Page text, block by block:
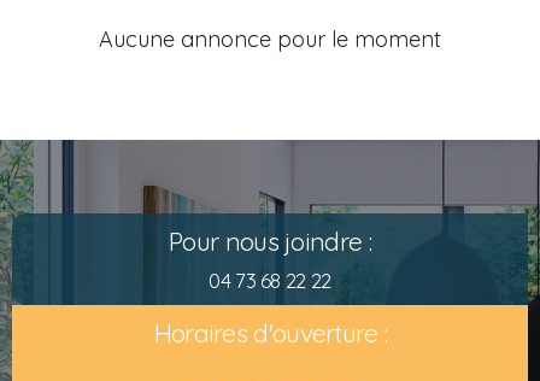
Aucune annonce pour le moment
Pour nous joindre :
04 73 68 22 22
Horaires d'ouverture :